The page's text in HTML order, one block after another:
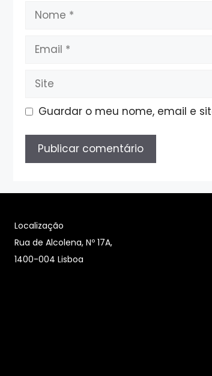
Nome
Email
Site
Guardar o meu nome, email e
Localização
Rua de Alcolena, Nº 17A,
1400-004 Lisboa